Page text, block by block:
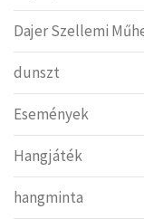
Dajer Szellemi
dunszt
Események
Hangjáték
hangminta